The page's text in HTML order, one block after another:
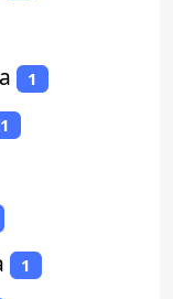
1
1
1